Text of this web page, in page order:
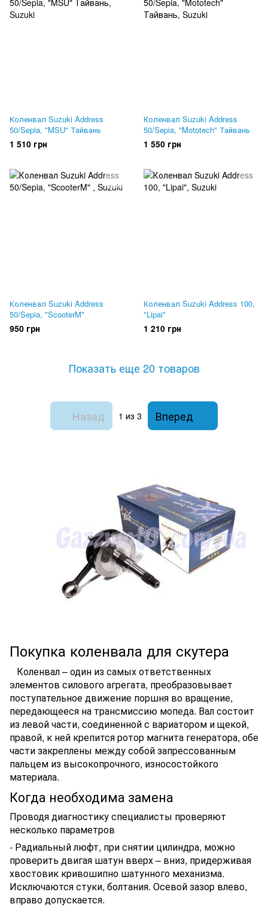
Коленвал Suzuki Address
50/Sepia, "MSU" Тайвань
1 510 грн
Коленвал Suzuki Address
50/Sepia, "Mototech" Тайвань
1 550 грн
Коленвал Suzuki Address
50/Sepia, "ScooterM"
950 грн
Коленвал Suzuki Address 100,
"Lipai"
1 210 грн
Показать еще 20 товаров
Назад 1 из 3 Вперед
Покупка коленвала для скутера
Коленвал – один из самых ответственных
элементов силового агрегата, преобразовывает
поступательное движение поршня во вращение,
передающееся на трансмиссию мопеда. Вал состоит
из левой части, соединенной с вариатором и щекой,
правой, к ней крепится ротор магнита генератора, обе
части закреплены между собой запрессованным
пальцем из высокопрочного, износостойкого
материала.
Когда необходима замена
Проводя диагностику специалисты проверяют
несколько параметров
- Радиальный люфт, при снятии цилиндра, можно
проверить двигая шатун вверх – вниз, придерживая
хвостовик кривошипно шатунного механизма.
Исключаются стуки, болтания. Осевой зазор влево,
вправо допускается.